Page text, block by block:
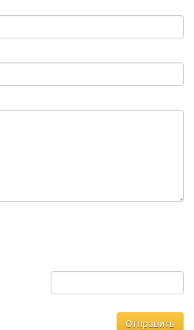
Отправить